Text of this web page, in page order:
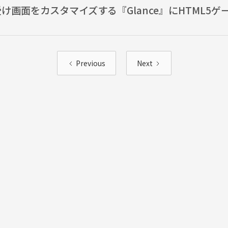
画面をカスタマイズする『Glance』にHTML5ゲ
Previous Next